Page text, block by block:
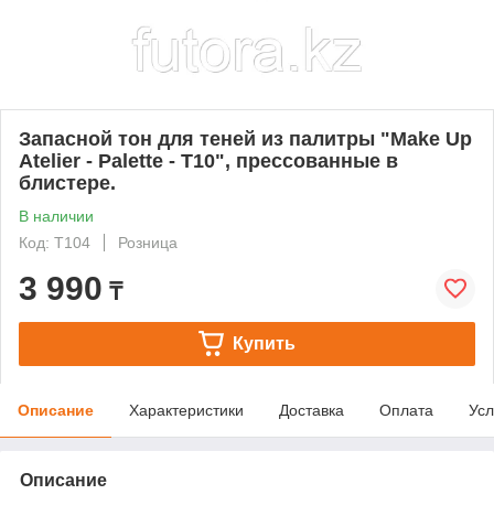
Запасной тон для теней из палитры "Make Up
Atelier - Palette - T10", прессованные в
блистере.
В наличии
Код: T104
Розница
3 990 ₸
Купить
Описание Характеристики Доставка Оплата
Описание